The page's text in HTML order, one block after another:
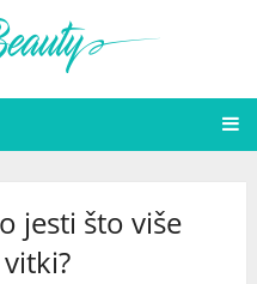
jesti što više